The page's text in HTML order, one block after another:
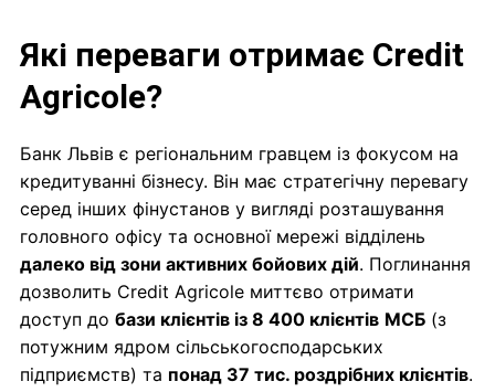
Які переваги отримає Credit
Agricole?
Банк Львів є регіональним гравцем із фокусом на
кредитуванні бізнесу. Він має стратегічну перевагу
серед інших фінустанов у вигляді розташування
головного офісу та основної мережі відділень
далеко від зони активних бойових дій. Поглинання
дозволить Credit Agricole миттєво отримати
доступ до бази клієнтів із 8 400 клієнтів МСБ (з
потужним ядром сільськогосподарських
підприємств) та понад 37 тис. роздрібних клієнтів.